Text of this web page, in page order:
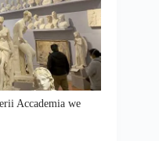
Accademia we